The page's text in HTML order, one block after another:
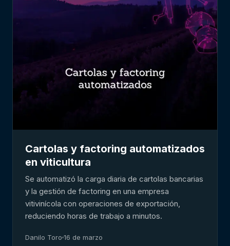
Cartolas y factoring automatizados
en viticultura
Se automatizó la carga diaria de cartolas bancarias
y la gestión de factoring en una empresa
vitivinícola con operaciones de exportación,
reduciendo horas de trabajo a minutos.
Danilo Toro 16 de marzo